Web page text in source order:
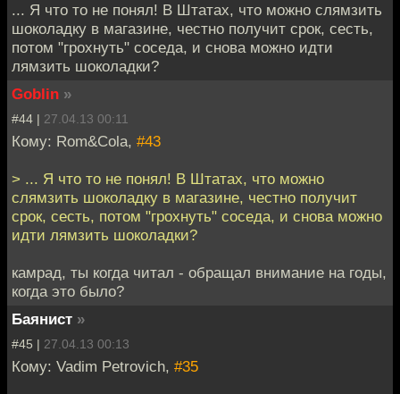
... Я что то не понял! В Штатах, что можно слямзить
шоколадку в магазине, честно получит срок, сесть,
потом "грохнуть" соседа, и снова можно идти
лямзить шоколадки?
Goblin »
#44 | 27.04.13 00:11
Кому: Rom&Cola, #43
> ... Я что то не понял! В Штатах, что можно
слямзить шоколадку в магазине, честно получит
срок, сесть, потом "грохнуть" соседа, и снова можно
идти лямзить шоколадки?
камрад, ты когда читал - обращал внимание на годы,
когда это было?
Баянист »
#45 | 27.04.13 00:13
Кому: Vadim Petrovich, #35